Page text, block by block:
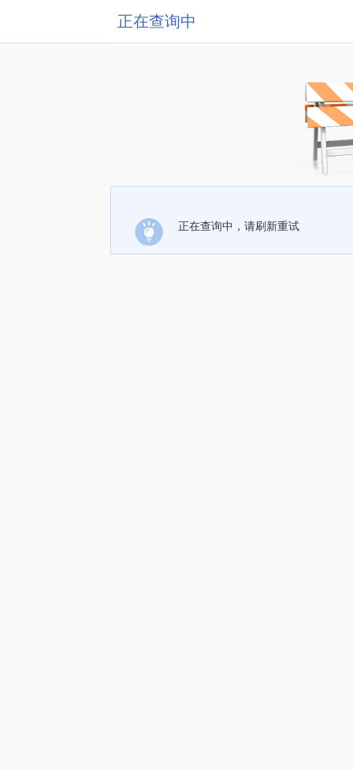
正在查询中
正在查询中，请刷新重试